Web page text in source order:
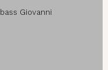
Giovanni